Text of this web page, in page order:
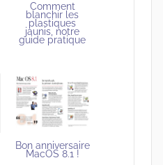
Comment
blanchir les
plastiques
jaunis, notre
guide pratique
Bon anniversaire
MacOS 8.1 !